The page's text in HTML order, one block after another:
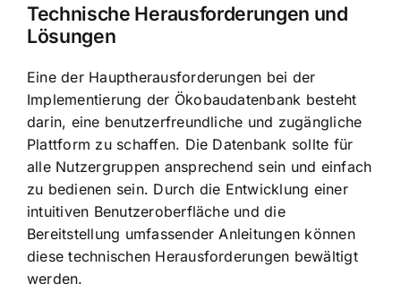
Technische Herausforderungen und
Lösungen
Eine der Hauptherausforderungen bei der
Implementierung der Ökobaudatenbank besteht
darin, eine benutzerfreundliche und zugängliche
Plattform zu schaffen. Die Datenbank sollte für
alle Nutzergruppen ansprechend sein und einfach
zu bedienen sein. Durch die Entwicklung einer
intuitiven Benutzeroberfläche und die
Bereitstellung umfassender Anleitungen können
diese technischen Herausforderungen bewältigt
werden.